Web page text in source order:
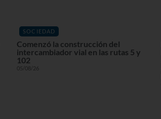
SOCIEDAD
Comenzó la construcción del
intercambiador vial en las rutas 5 y
102
05/08/26